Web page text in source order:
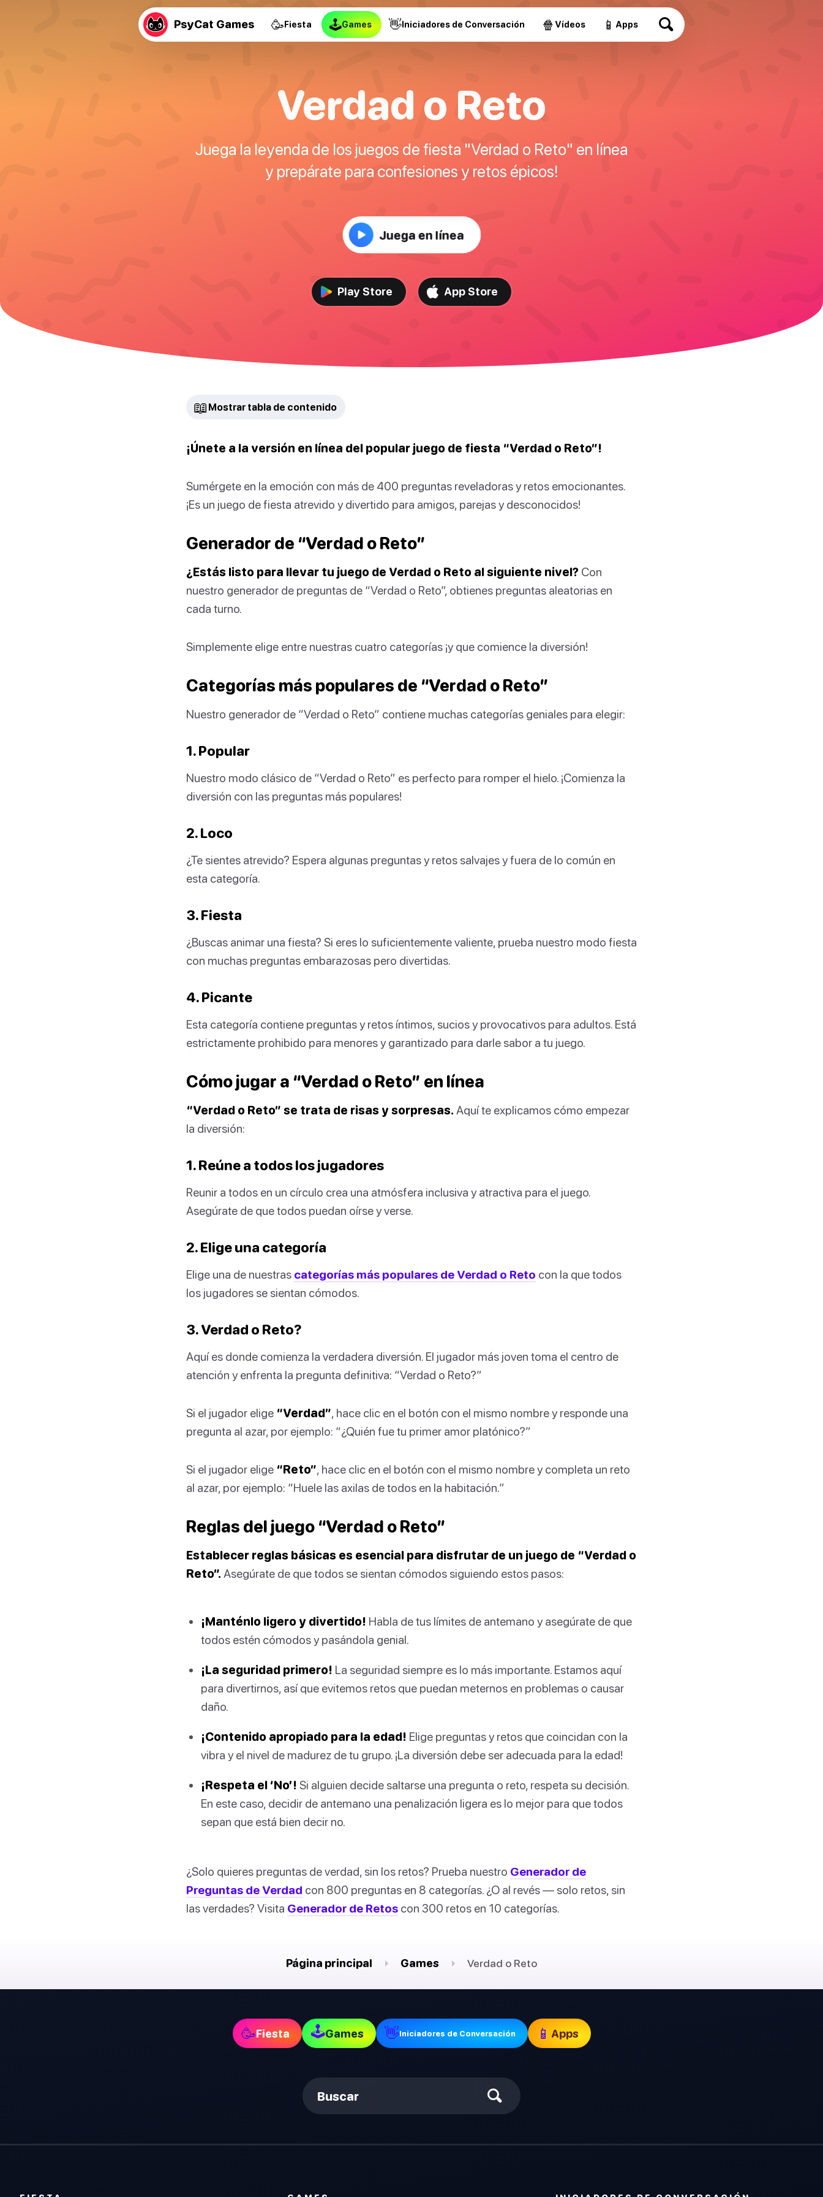
PsyCat Games 🥳Fiesta 🕹Games 👋Iniciadores de Conversación 🍿 Vídeos 📱 Apps
Verdad o Reto
Juega la leyenda de los juegos de fiesta "Verdad o Reto" en línea
y prepárate para confesiones y retos épicos!
Juega en línea
Play Store App Store
📖 Mostrar tabla de contenido
¡Únete a la versión en línea del popular juego de fiesta “Verdad o Reto”!
Sumérgete en la emoción con más de 400 preguntas reveladoras y retos emocionantes.
¡Es un juego de fiesta atrevido y divertido para amigos, parejas y desconocidos!
Generador de “Verdad o Reto”
¿Estás listo para llevar tu juego de Verdad o Reto al siguiente nivel? Con
nuestro generador de preguntas de “Verdad o Reto”, obtienes preguntas aleatorias en
cada turno.
Simplemente elige entre nuestras cuatro categorías ¡y que comience la diversión!
Categorías más populares de “Verdad o Reto”
Nuestro generador de “Verdad o Reto” contiene muchas categorías geniales para elegir:
1. Popular
Nuestro modo clásico de “Verdad o Reto” es perfecto para romper el hielo. ¡Comienza la
diversión con las preguntas más populares!
2. Loco
¿Te sientes atrevido? Espera algunas preguntas y retos salvajes y fuera de lo común en
esta categoría.
3. Fiesta
¿Buscas animar una fiesta? Si eres lo suficientemente valiente, prueba nuestro modo fiesta
con muchas preguntas embarazosas pero divertidas.
4. Picante
Esta categoría contiene preguntas y retos íntimos, sucios y provocativos para adultos. Está
estrictamente prohibido para menores y garantizado para darle sabor a tu juego.
Cómo jugar a “Verdad o Reto” en línea
“Verdad o Reto” se trata de risas y sorpresas. Aquí te explicamos cómo empezar
la diversión:
1. Reúne a todos los jugadores
Reunir a todos en un círculo crea una atmósfera inclusiva y atractiva para el juego.
Asegúrate de que todos puedan oírse y verse.
2. Elige una categoría
Elige una de nuestras categorías más populares de Verdad o Reto con la que todos
los jugadores se sientan cómodos.
3. Verdad o Reto?
Aquí es donde comienza la verdadera diversión. El jugador más joven toma el centro de
atención y enfrenta la pregunta definitiva: “Verdad o Reto?”
Si el jugador elige “Verdad” , hace clic en el botón con el mismo nombre y responde una
pregunta al azar, por ejemplo: “¿Quién fue tu primer amor platónico?”
Si el jugador elige “Reto” , hace clic en el botón con el mismo nombre y completa un reto
al azar, por ejemplo: “Huele las axilas de todos en la habitación.”
Reglas del juego “Verdad o Reto”
Establecer reglas básicas es esencial para disfrutar de un juego de “Verdad o
Reto”. Asegúrate de que todos se sientan cómodos siguiendo estos pasos:
¡Manténlo ligero y divertido! Habla de tus límites de antemano y asegúrate de que
todos estén cómodos y pasándola genial.
¡La seguridad primero! La seguridad siempre es lo más importante. Estamos aquí
para divertirnos, así que evitemos retos que puedan meternos en problemas o causar
daño.
¡Contenido apropiado para la edad! Elige preguntas y retos que coincidan con la
vibra y el nivel de madurez de tu grupo. ¡La diversión debe ser adecuada para la edad!
¡Respeta el ‘No’! Si alguien decide saltarse una pregunta o reto, respeta su decisión.
En este caso, decidir de antemano una penalización ligera es lo mejor para que todos
sepan que está bien decir no.
¿Solo quieres preguntas de verdad, sin los retos? Prueba nuestro Generador de
Preguntas de Verdad con 800 preguntas en 8 categorías. ¿O al revés — solo retos, sin
las verdades? Visita Generador de Retos con 300 retos en 10 categorías.
Página principal Games Verdad o Reto
🥳Fiesta 🕹Games 👋Iniciadores de Conversación 📱 Apps
Buscar